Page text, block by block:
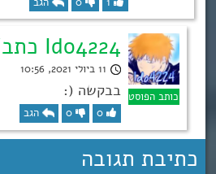
Ido4224 כתב/ה:
11 ביולי 2021, 10:56
בבקשה (:
0
0 הגב
כתיבת תגובה